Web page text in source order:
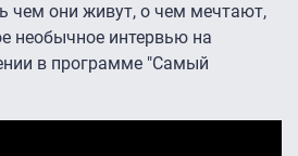
чем они живут, о чем мечтают,
необычное интервью на
в программе "Самый